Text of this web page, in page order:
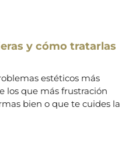
y cómo tratarlas
estéticos más
los que más frustración
bien o que te cuides la